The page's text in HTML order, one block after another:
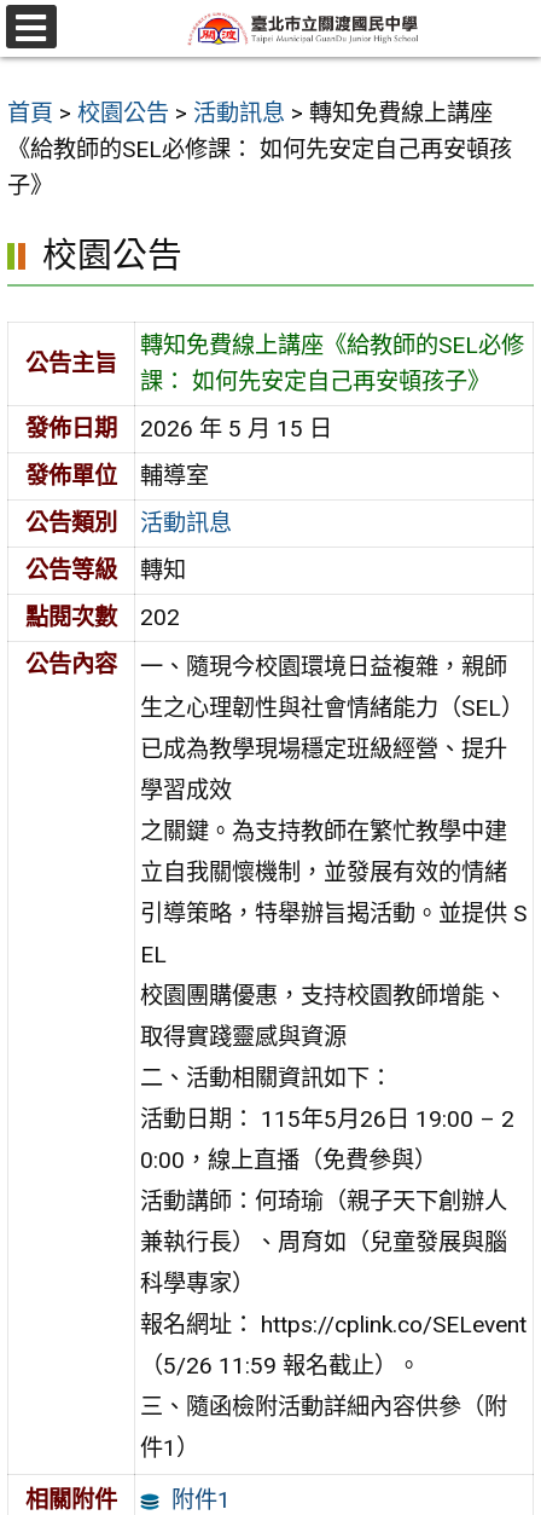
跳
至
要
內
容
選
單
首頁 > 校園公告 > 活動訊息 > 轉知免費線上講座
《給教師的SEL必修課： 如何先安定自己再安頓孩
子》
校園公告
公告主旨
轉知免費線上講座《給教師的SEL必修
課： 如何先安定自己再安頓孩子》
發佈日期
2026 年 5 月 15 日
發佈單位
輔導室
公告類別
活動訊息
公告等級
轉知
點閱次數
202
公告內容
一、隨現今校園環境日益複雜，親師
生之心理韌性與社會情緒能力（SEL）
已成為教學現場穩定班級經營、提升
學習成效
之關鍵。為支持教師在繁忙教學中建
立自我關懷機制，並發展有效的情緒
引導策略，特舉辦旨揭活動。並提供 S
EL
校園團購優惠，支持校園教師增能、
取得實踐靈感與資源
二、活動相關資訊如下：
活動日期： 115年5月26日 19:00 – 2
0:00，線上直播（免費參與）
活動講師：何琦瑜（親子天下創辦人
兼執行長）、周育如（兒童發展與腦
科學專家）
報名網址： https://cplink.co/SELevent
（5/26 11:59 報名截止）。
三、隨函檢附活動詳細內容供參（附
件1）
相關附件
附件1